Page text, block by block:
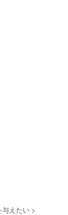
与えたい >